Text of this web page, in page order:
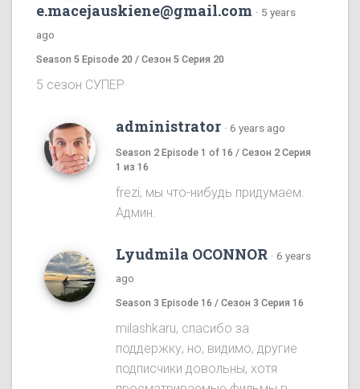
e.macejauskiene@gmail.com · 5 years
ago
Season 5 Episode 20 / Сезон 5 Серия 20
5 сезон СУПЕР
administrator · 6 years ago
Season 2 Episode 1 of 16 / Сезон 2 Серия
1 из 16
frezi, мы что-нибудь придумаем.
Админ.
Lyudmila OCONNOR · 6 years
ago
Season 3 Episode 16 / Сезон 3 Серия 16
milashkaru, спасибо за
поддержку, но, видимо, другие
подписчики довольны, хотя